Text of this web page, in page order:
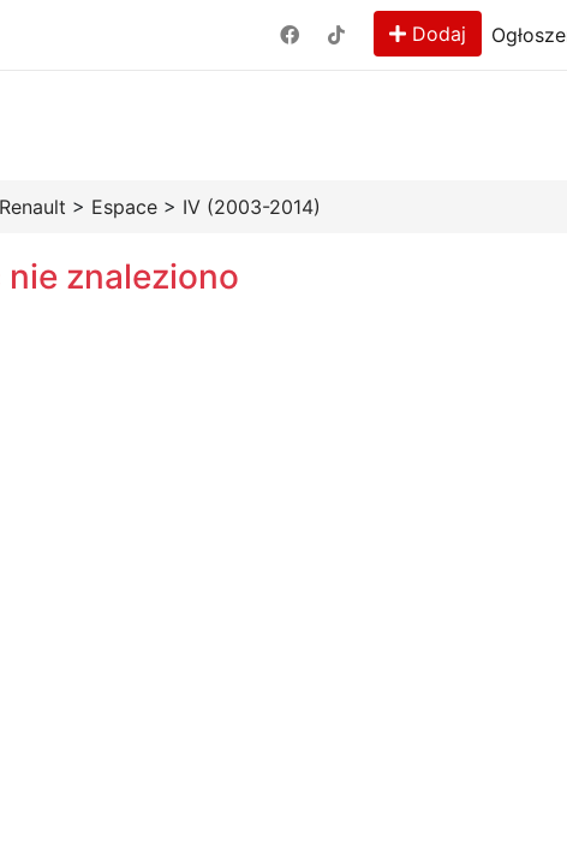
Dodaj
Renault > Espace > IV (2003-2014)
nie znaleziono